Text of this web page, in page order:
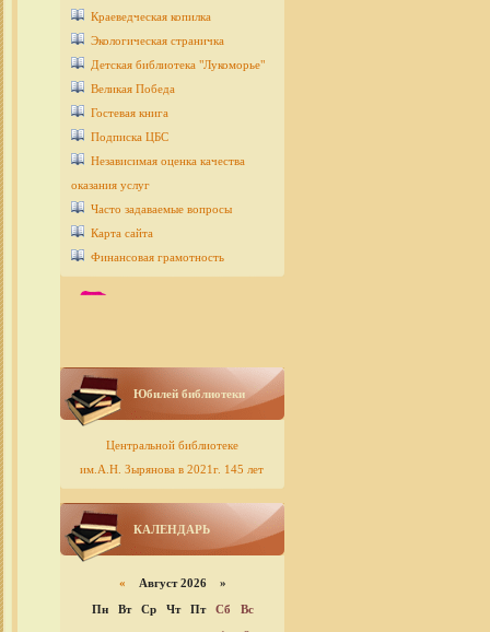
Краеведческая копилка
Экологическая страничка
Детcкая библиотека "Лукоморье"
Великая Победа
Гостевая книга
Подписка ЦБС
Независимая оценка качества
оказания услуг
Часто задаваемые вопросы
Карта сайта
Финансовая грамотность
Юбилей библиотеки
Центральной библиотеке
им.А.Н. Зырянова в 2021г. 145 лет
КАЛЕНДАРЬ
« Август 2026 »
Пн
Вт Ср Чт Пт Сб
Вс